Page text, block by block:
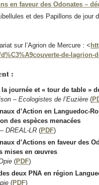
en faveur des Odonates –
et des Papillons de jour
sur l’Agrion de Mercure : <
de-lagrion-
:
la journée et « tour de table »
– Ecologistes de l’Euzière (
d’Action en Languedoc-
des espèces menacées
DREAL-LR (PDF)
d’Actions en faveur des
mises en œuvres
(PDF)
deux PNA en région
(PDF)